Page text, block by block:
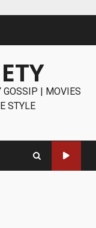
GOSSIP | MOVIES
STYLE